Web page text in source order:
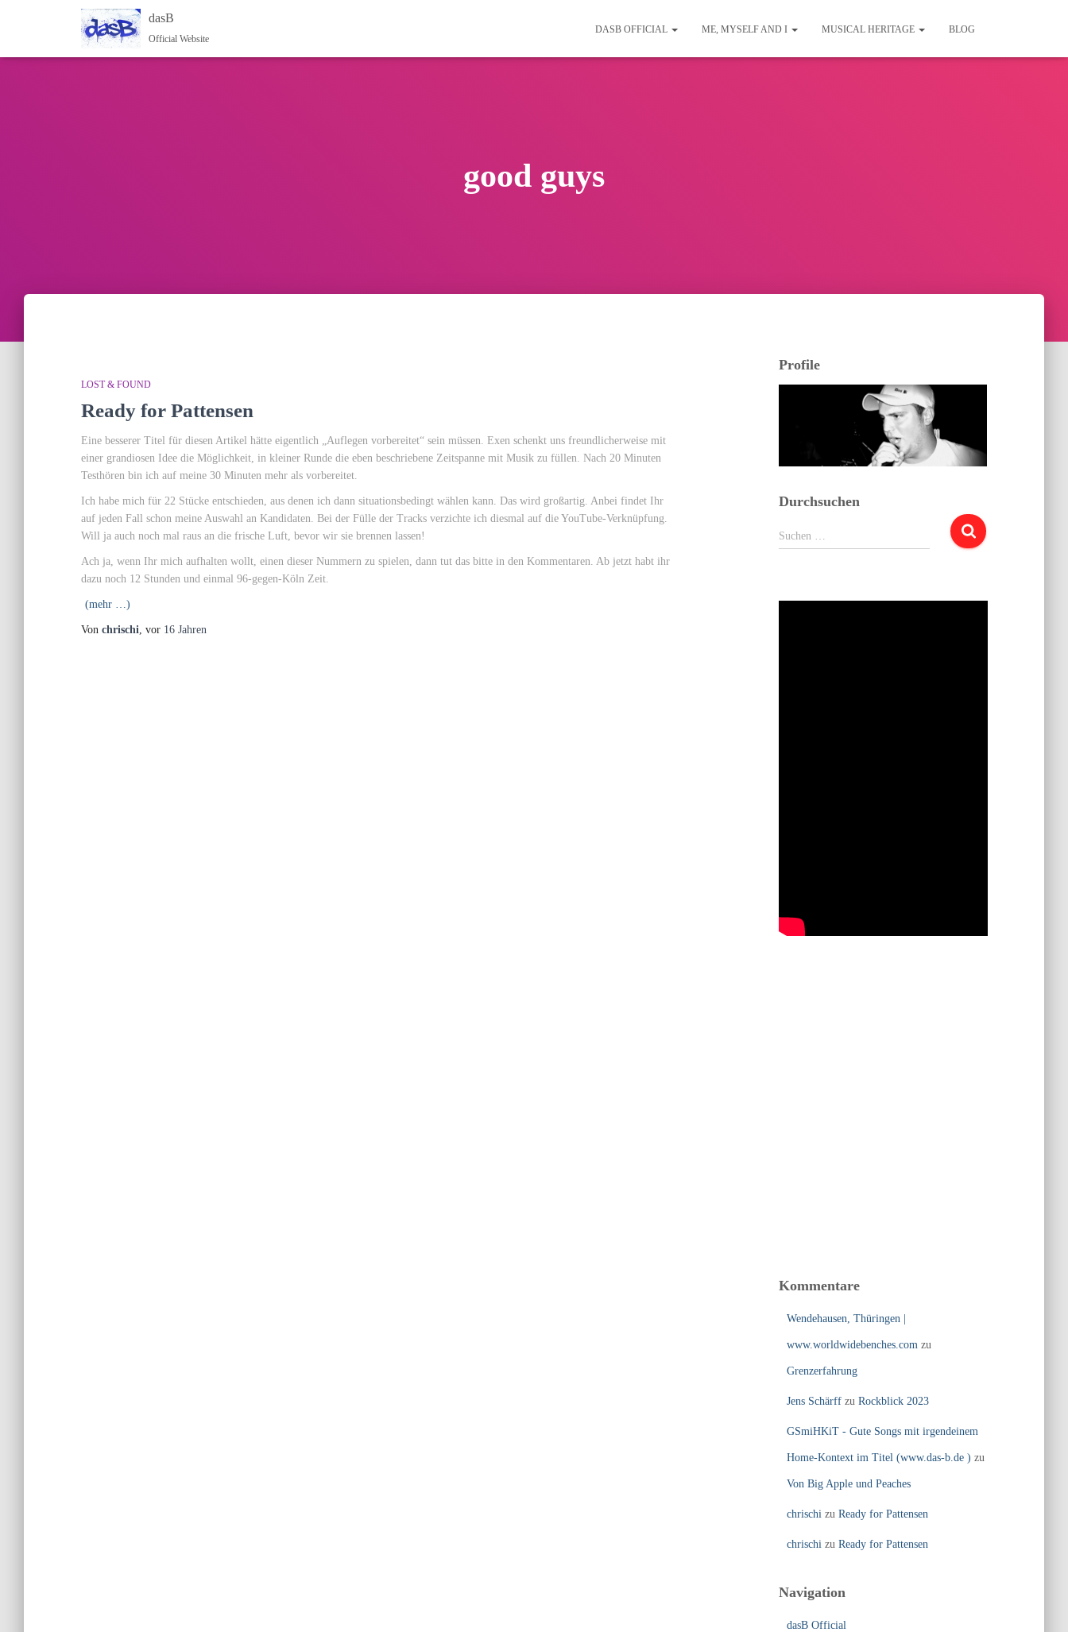
dasB
Official Website
DASB OFFICIAL ME, MYSELF AND I MUSICAL HERITAGE BLOG
good guys
LOST & FOUND
Ready for Pattensen
Eine besserer Titel für diesen Artikel hätte eigentlich „Auflegen vorbereitet“ sein müssen. Exen schenkt uns freundlicherweise mit
einer grandiosen Idee die Möglichkeit, in kleiner Runde die eben beschriebene Zeitspanne mit Musik zu füllen. Nach 20 Minuten
Testhören bin ich auf meine 30 Minuten mehr als vorbereitet.
Ich habe mich für 22 Stücke entschieden, aus denen ich dann situationsbedingt wählen kann. Das wird großartig. Anbei findet Ihr
auf jeden Fall schon meine Auswahl an Kandidaten. Bei der Fülle der Tracks verzichte ich diesmal auf die YouTube-Verknüpfung.
Will ja auch noch mal raus an die frische Luft, bevor wir sie brennen lassen!
Ach ja, wenn Ihr mich aufhalten wollt, einen dieser Nummern zu spielen, dann tut das bitte in den Kommentaren. Ab jetzt habt ihr
dazu noch 12 Stunden und einmal 96-gegen-Köln Zeit.
(mehr …)
Von chrischi, vor 16 Jahren
Profile
Durchsuchen
nach:
Suchen …
Kommentare
Wendehausen, Thüringen |
www.worldwidebenches.com zu
Grenzerfahrung
Jens Schärffzu Rockblick 2023
GSmiHKiT - Gute Songs mit irgendeinem
Home-Kontext im Titel (www.das-b.de ) zu
Von Big Apple und Peaches
chrischi zu Ready for Pattensen
chrischi zu Ready for Pattensen
Navigation
dasB Official